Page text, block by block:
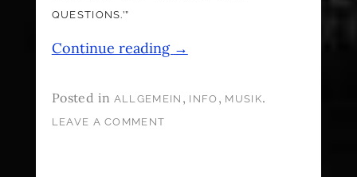
QUESTIONS.’”
Continue reading →
Posted in ALLGEMEIN , INFO , MUSIK.
LEAVE A COMMENT